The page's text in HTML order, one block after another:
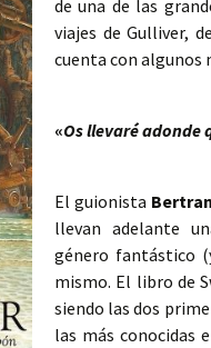
de una de las
viajes de Gulliver,
cuenta con algunos
«Os llevaré adonde
El guionista
llevan adelante
género fantástico
mismo. El libro de
siendo las dos
las más conocidas